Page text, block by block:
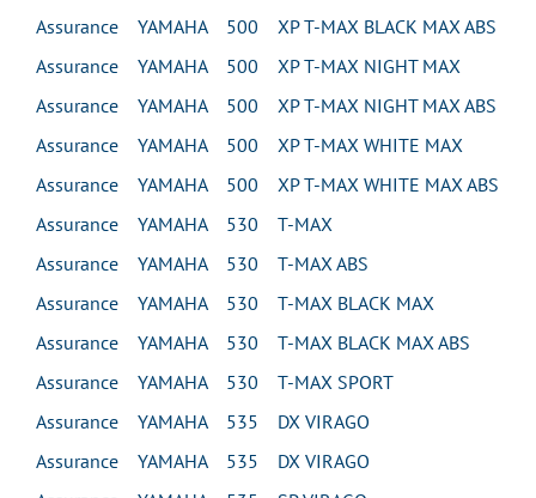
Assurance YAMAHA 500 XP T-MAX BLACK MAX ABS
Assurance YAMAHA 500 XP T-MAX NIGHT MAX
Assurance YAMAHA 500 XP T-MAX NIGHT MAX ABS
Assurance YAMAHA 500 XP T-MAX WHITE MAX
Assurance YAMAHA 500 XP T-MAX WHITE MAX ABS
Assurance YAMAHA 530 T-MAX
Assurance YAMAHA 530 T-MAX ABS
Assurance YAMAHA 530 T-MAX BLACK MAX
Assurance YAMAHA 530 T-MAX BLACK MAX ABS
Assurance YAMAHA 530 T-MAX SPORT
Assurance YAMAHA 535 DX VIRAGO
Assurance YAMAHA 535 DX VIRAGO